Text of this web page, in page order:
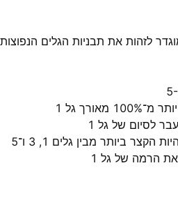
מוגדר לזהות את תבניות הגלים